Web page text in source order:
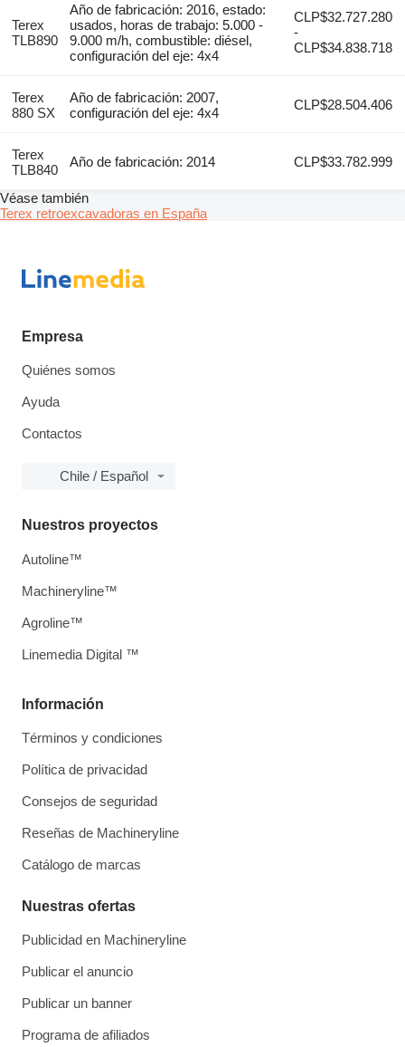
Terex
TLB890
Año de fabricación: 2016, estado:
usados, horas de trabajo: 5.000 -
9.000 m/h, combustible: diésel,
configuración del eje: 4x4
CLP$32.727.280
-
CLP$34.838.718
Terex
880 SX
Año de fabricación: 2007,
configuración del eje: 4x4
CLP$28.504.406
Terex
TLB840
Año de fabricación: 2014 CLP$33.782.999
Véase también
Terex retroexcavadoras en España
Empresa
Quiénes somos
Ayuda
Contactos
Chile / Español
Información
Términos y condiciones
Política de privacidad
Consejos de seguridad
Reseñas de Machineryline
Catálogo de marcas
Nuestras ofertas
Publicidad en Machineryline
Publicar el anuncio
Publicar un banner
Programa de afiliados
Nuestros proyectos
Autoline™
Machineryline™
Agroline™
Linemedia Digital ™